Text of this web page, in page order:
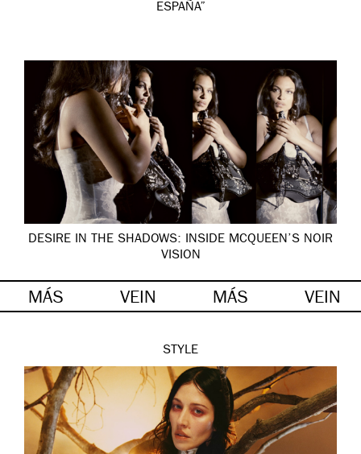
ESPAÑA”
DESIRE IN THE SHADOWS: INSIDE MCQUEEN’S NOIR
VISION
MÁS VEIN MÁS VEIN
STYLE